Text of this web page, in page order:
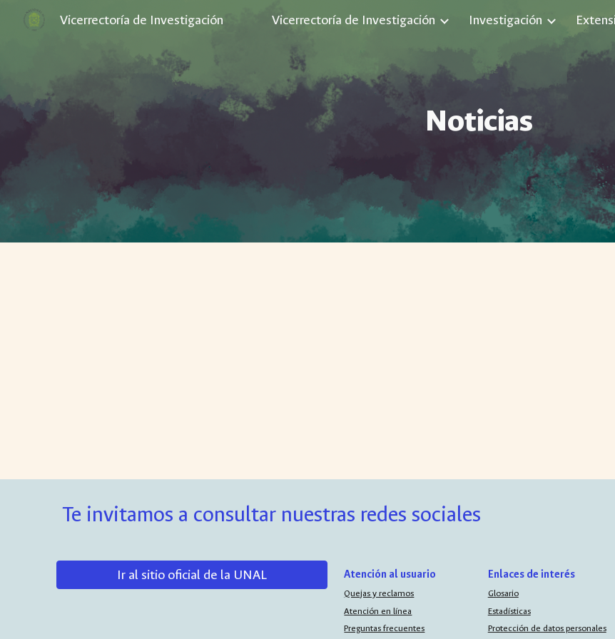
Skip to main content Skip to
Vicerrectoría de Investigación Vicerrectoría de Investigación Investigación
Noticias
Te invitamos a consultar nuestras redes sociales
Ir al sitio oficial de la UNAL Atención al usuario
Quejas y reclamos
Atención en línea
Preguntas frecuentes
Enlaces de interés
Glosario
Estadísticas
Protección de datos personales